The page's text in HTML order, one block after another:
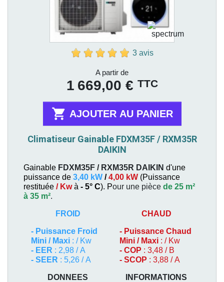
3 avis
A partir de
1 669,00 € TTC
 AJOUTER AU PANIER
Climatiseur Gainable FDXM35F / RXM35R
DAIKIN
Gainable FDXM35F / RXM35R DAIKIN d'une
puissance de 3,40 kW /4,00 kW (Puissance
restituée / Kwà - 5° C). Pour une pièce de 25 m²
à 35 m².
FROID
- Puissance Froid
Mini / Maxi : / Kw
- EER : 2,98 / A
- SEER : 5,26 / A
CHAUD
- Puissance Chaud
Mini / Maxi : / Kw
- COP : 3,48 / B
- SCOP : 3,88 / A
DONNEES INFORMATIONS